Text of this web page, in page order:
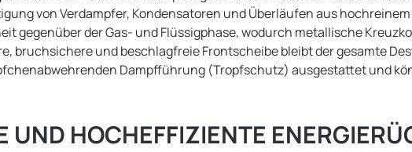
von Verdampfer, Kondensatoren und Überläufen aus hochreinem
gegenüber der Gas- und Flüssigphase, wodurch metallische
bruchsichere und beschlagfreie Frontscheibe bleibt der gesamte
Dampfführung (Tropfschutz) ausgestattet und
HOCHEFFIZIENTE